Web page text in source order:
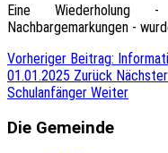
Eine Wiederholung
Nachbargemarkungen -
Vorheriger Beitrag:
01.01.2025 Zurück
Schulanfänger Weiter
Die Gemeinde